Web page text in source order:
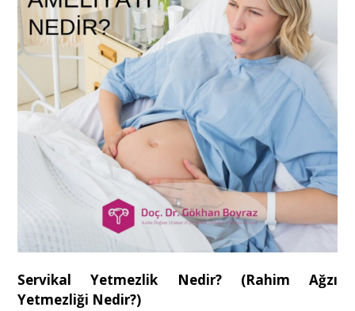
Servikal Yetmezlik Nedir? (Rahim Ağzı
Yetmezliği Nedir?)